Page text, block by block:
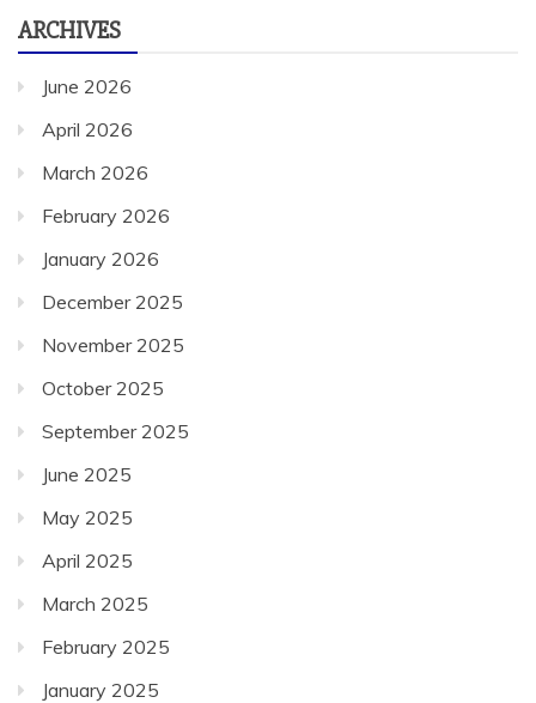
ARCHIVES
June 2026
April 2026
March 2026
February 2026
January 2026
December 2025
November 2025
October 2025
September 2025
June 2025
May 2025
April 2025
March 2025
February 2025
January 2025